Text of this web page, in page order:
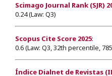
Scimago Journal Rank (SJR)
0.24 (Law: Q3)
Scopus Cite Score 2025:
0.6 (Law: Q3, 32th percentile,
Índice Dialnet de Revistas